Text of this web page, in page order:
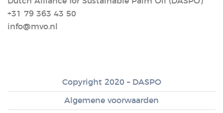
+31 79 363 43 50
info@mvo.nl
Copyright 2020 – DASPO
Algemene voorwaarden